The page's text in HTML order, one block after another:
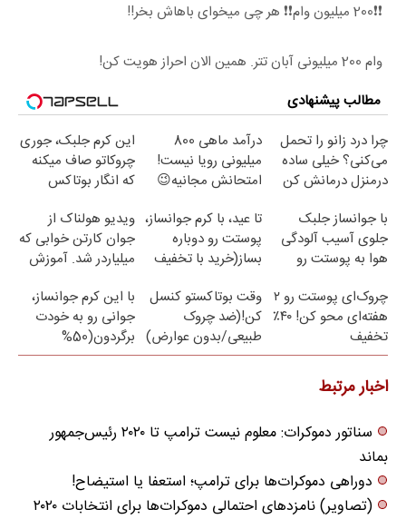
❗❗200 میلیون وام❗❗ هر چی میخوای باهاش بخر!!
وام 200 میلیونی آبان تتر. همین الان احراز هویت کن!
مطالب پیشنهادی
چرا درد زانو را تحمل
می‌کنی؟ خیلی ساده
درمنزل درمانش کن
درآمد ماهی 800
میلیونی رویا نیست!
امتحانش مجانیه😉
این کرم جلبک، جوری
چروکاتو صاف میکنه
که انگار بوتاکس
با جوانساز جلبک
جلوی آسیب آلودگی
هوا به پوستت رو
امشب)
تا عید، با کرم جوانساز،
پوستت رو دوباره
بساز(خرید با تخفیف
ویدیو هولناک از
جوان کارتن خوابی که
میلیاردر شد. آموزش
چروک‌ای پوستت رو ۲
هفته‌ای محو کن! ۴۰٪
تخفیف
وقت بوتاکستو کنسل
کن!(ضد چروک
طبیعی/بدون عوارض)
با این کرم جوانساز،
جوانی رو به خودت
برگردون(50%
تخفیف)
اخبار مرتبط
سناتور دموکرات: معلوم نیست ترامپ تا ۲۰۲۰ رئیس‌جمهور
بماند
دوراهی دموکرات‌ها برای ترامپ؛ استعفا یا استیضاح!
(تصاویر) نامزد‌های احتمالی دموکرات‌ها برای انتخابات ۲۰۲۰